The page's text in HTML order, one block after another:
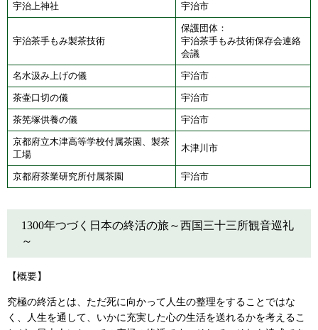
宇治上神社 宇治市
宇治茶手もみ製茶技術
保護団体：
宇治茶手もみ技術保存会連絡
会議
名水汲み上げの儀 宇治市
茶壷口切の儀 宇治市
茶筅塚供養の儀 宇治市
京都府立木津高等学校付属茶園、製茶
工場
木津川市
京都府茶業研究所付属茶園 宇治市
1300年つづく日本の終活の旅～西国三十三所観音巡礼
～
【概要】
究極の終活とは、ただ死に向かって人生の整理をすることではな
く、人生を通して、いかに充実した心の生活を送れるかを考えるこ